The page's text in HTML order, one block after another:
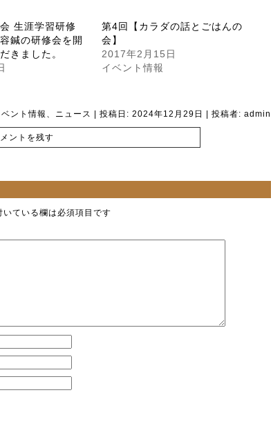
生涯学習研修
鍼の研修会を開
きました。
第4回【カラダの話とごはんの
会】
2017年2月15日
イベント情報
ベント情報 、 ニュース | 投稿日: 2024年12月29日 投稿者: admin
ントを残す
いている欄は必須項目です